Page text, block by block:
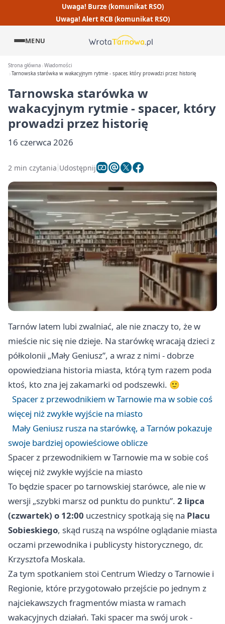
Uwaga! Burze (komunikat RSO)
Uwaga! Alert RCB (komunikat RSO)
MENU
Strona główna Wiadomości
Tarnowska starówka w wakacyjnym rytmie - spacer, który prowadzi przez historię
Tarnowska starówka w
wakacyjnym rytmie - spacer, który
prowadzi przez historię
16 czerwca 2026
2 min czytania Udostępnij
Tarnów latem lubi zwalniać, ale nie znaczy to, że w
mieście nic się nie dzieje. Na starówkę wracają dzieci z
półkolonii „Mały Geniusz”, a wraz z nimi - dobrze
opowiedziana historia miasta, którą tym razem poda
ktoś, kto zna jej zakamarki od podszewki. 🙂
Spacer z przewodnikiem w Tarnowie ma w sobie coś
więcej niż zwykłe wyjście na miasto
Mały Geniusz rusza na starówkę, a Tarnów pokazuje
swoje bardziej opowieściowe oblicze
Spacer z przewodnikiem w Tarnowie ma w sobie coś
więcej niż zwykłe wyjście na miasto
To będzie spacer po tarnowskiej starówce, ale nie w
wersji „szybki marsz od punktu do punktu”. 2 lipca
(czwartek) o 12:00 uczestnicy spotkają się na Placu
Sobieskiego, skąd ruszą na wspólne oglądanie miasta
oczami przewodnika i publicysty historycznego, dr.
Krzysztofa Moskala.
Za tym spotkaniem stoi Centrum Wiedzy o Tarnowie i
Regionie, które przygotowało przejście po jednym z
najciekawszych fragmentów miasta w ramach
wakacyjnych działań. Taki spacer ma swój urok -